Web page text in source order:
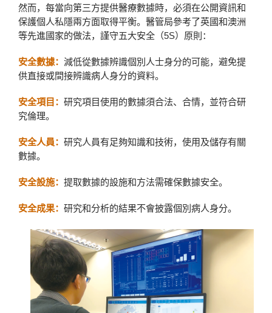
然而，每當向第三方提供醫療數據時，必須在公開資訊和
保護個人私隱兩方面取得平衡。醫管局參考了英國和澳洲
等先進國家的做法，謹守五大安全（5S）原則：
安全數據： 減低從數據辨識個別人士身分的可能，避免提
供直接或間接辨識病人身分的資料。
安全項目： 研究項目使用的數據須合法、合情，並符合研
究倫理。
安全人員： 研究人員有足夠知識和技術，使用及儲存有關
數據。
安全設施： 提取數據的設施和方法需確保數據安全。
安全成果： 研究和分析的結果不會披露個別病人身分。